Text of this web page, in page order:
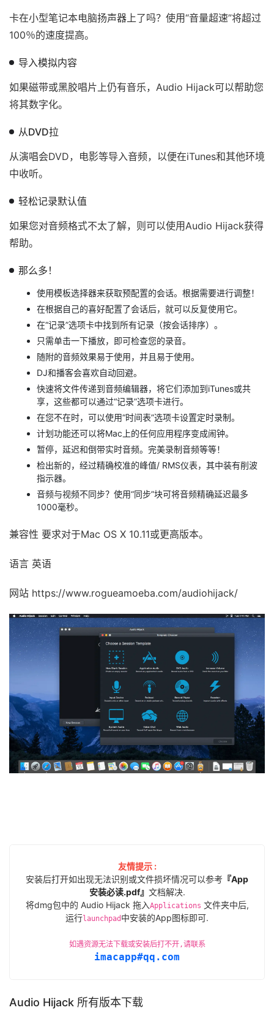
卡在小型笔记本电脑扬声器上了吗？使用“音量超速”将超过
100％的速度提高。
导入模拟内容
如果磁带或黑胶唱片上仍有音乐，Audio Hijack可以帮助您
将其数字化。
从DVD拉
从演唱会DVD，电影等导入音频，以便在iTunes和其他环境
中收听。
轻松记录默认值
如果您对音频格式不太了解，则可以使用Audio Hijack获得
帮助。
那么多！
使用模板选择器来获取预配置的会话。根据需要进行调整！
在根据自己的喜好配置了会话后，就可以反复使用它。
在“记录”选项卡中找到所有记录（按会话排序）。
只需单击一下播放，即可检查您的录音。
随附的音频效果易于使用，并且易于使用。
DJ和播客会喜欢自动回避。
快速将文件传递到音频编辑器，将它们添加到iTunes或共
享，这些都可以通过“记录”选项卡进行。
在您不在时，可以使用“时间表”选项卡设置定时录制。
计划功能还可以将Mac上的任何应用程序变成闹钟。
暂停，延迟和倒带实时音频。完美录制音频等等！
检出新的，经过精确校准的峰值/ RMS仪表，其中装有削波
指示器。
音频与视频不同步？使用“同步”块可将音频精确延迟最多
1000毫秒。
兼容性 要求对于Mac OS X 10.11或更高版本。
语言 英语
网站 https://www.rogueamoeba.com/audiohijack/
友情提示 :
安装后打开如出现无法识别或文件损坏情况可以参考 『App
安装必读.pdf』 文档解决.
将dmg包中的 Audio Hijack 拖入Applications 文件夹中后,
运行launchpad 中安装的App图标即可.
如遇资源无法下载或安装后打不开,请联系
imacapp#qq.com
Audio Hijack 所有版本下载